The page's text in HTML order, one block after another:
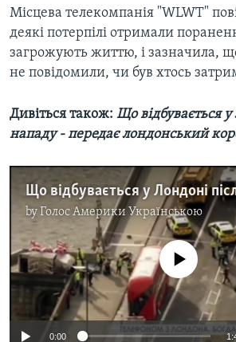
Місцева телекомпанія "WLWT"
деякі потерпілі отримали
загрожують життю, і зазначила,
не повідомили, чи був хтось
Дивіться також: Що відбувається у
нападу - передає лондонський
byГолос Америки Українською
No media source
0:00